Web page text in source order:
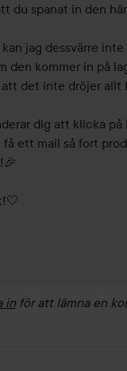
du spanat in den
jag dessvärre
den kommer in på
att det inte dröjer allt
dig att klicka på
få ett mail så fort
in för att lämna en